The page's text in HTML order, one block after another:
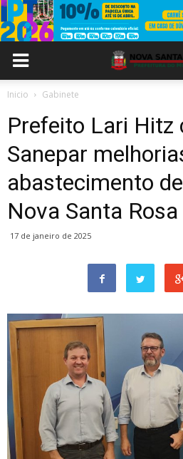
Inicio Gabinete
Prefeito Lari Hitz
Sanepar
abastecimento
Nova Santa Rosa
17 de janeiro de 2025